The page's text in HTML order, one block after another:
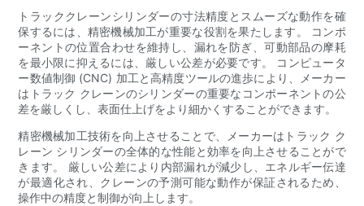
トラッククレーンシリンダーの寸法精度とスムーズな動作を確
保するには、精密機械加工が重要な役割を果たします。 コンポ
ーネントの位置合わせを維持し、漏れを防ぎ、可動部品の摩耗
を最小限に抑えるには、厳しい公差が必要です。 コンピュータ
ー数値制御 (CNC) 加工と高精度ツールの進歩により、メーカー
はトラック クレーンのシリンダーの重要なコンポーネントの公
差を厳しくし、表面仕上げをより細かくすることができます。
精密機械加工技術を向上させることで、メーカーはトラック ク
レーン シリンダーの全体的な性能と効率を向上させることがで
きます。 厳しい公差により内部漏れが減少し、エネルギー伝達
が最適化され、クレーンの予測可能な動作が保証されるため、
操作中の精度と制御が向上します。